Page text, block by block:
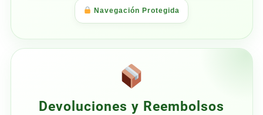
Navegación Protegida
Devoluciones y Reembolsos